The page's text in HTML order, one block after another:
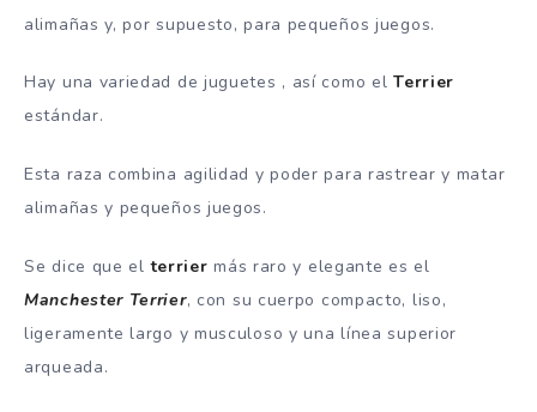
alimañas y, por supuesto, para pequeños juegos.
Hay una variedad de juguetes , así como elTerrier
estándar.
Esta raza combina agilidad y poder para rastrear y matar
alimañas y pequeños juegos.
Se dice que elterrier más raro y elegante es el
Manchester Terrier, con su cuerpo compacto, liso,
ligeramente largo y musculoso y una línea superior
arqueada.